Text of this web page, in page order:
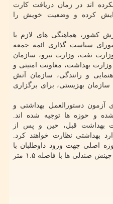
آبان اعلام نکرده اند در زمان دریافت کارت
کرده و وضعیت خویش را
کشور، هماهنگی های لازم با
سیاست گذاری ائمه جمعه
نفت، وزارت نیرو، سازمان
بهداشت، معاونت امنیتی و
و رانندگی، سازمان آتش
بهزیستی، برای برگزاری
آزمون دستورالعمل بهداشتی و
و حوزه ها توجیه شده اند.
بهداشت قبل، حین و پس از
بهداشتی نظارت خواهند کرد.
اصلی جهت ورود داوطلبان با
فاصله فیزیکی انجام شده است و چینش صندلی ها با فاصله ۱.۵ متر